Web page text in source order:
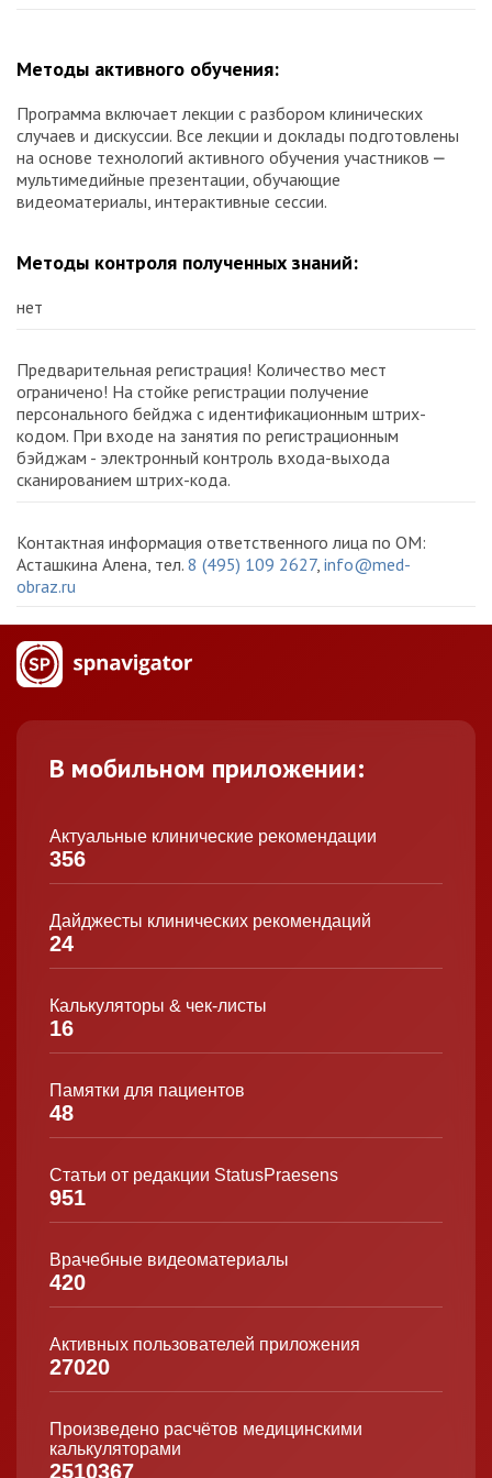
Методы активного обучения:
Программа включает лекции с разбором клинических
случаев и дискуссии. Все лекции и доклады подготовлены
на основе технологий активного обучения участников ⎼
мультимедийные презентации, обучающие
видеоматериалы, интерактивные сессии.
Методы контроля полученных знаний:
нет
Предварительная регистрация! Количество мест
ограничено! На стойке регистрации получение
персонального бейджа с идентификационным штрих-
кодом. При входе на занятия по регистрационным
бэйджам - электронный контроль входа-выхода
сканированием штрих-кода.
Контактная информация ответственного лица по ОМ:
Асташкина Алена, тел. 8 (495) 109 2627, info@med-
obraz.ru
В мобильном приложении:
Актуальные клинические рекомендации
356
Дайджесты клинических рекомендаций
24
Калькуляторы & чек-листы
16
Памятки для пациентов
48
Статьи от редакции StatusPraesens
951
Врачебные видеоматериалы
420
Активных пользователей приложения
27020
Произведено расчётов медицинскими
калькуляторами
2510367